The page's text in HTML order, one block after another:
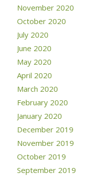
November 2020
October 2020
July 2020
June 2020
May 2020
April 2020
March 2020
February 2020
January 2020
December 2019
November 2019
October 2019
September 2019